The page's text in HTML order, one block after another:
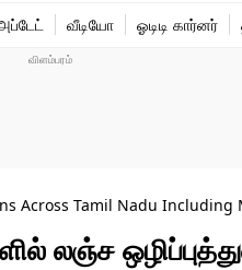
வீடியோ ஓடிடி கார்னர்
Across Tamil Nadu
லஞ்ச